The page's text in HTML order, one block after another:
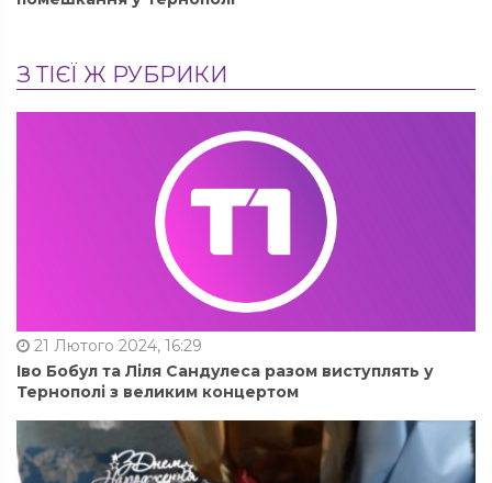
З ТІЄЇ Ж РУБРИКИ
21 Лютого 2024, 16:29
Іво Бобул та Ліля Сандулеса разом виступлять у
Тернополі з великим концертом